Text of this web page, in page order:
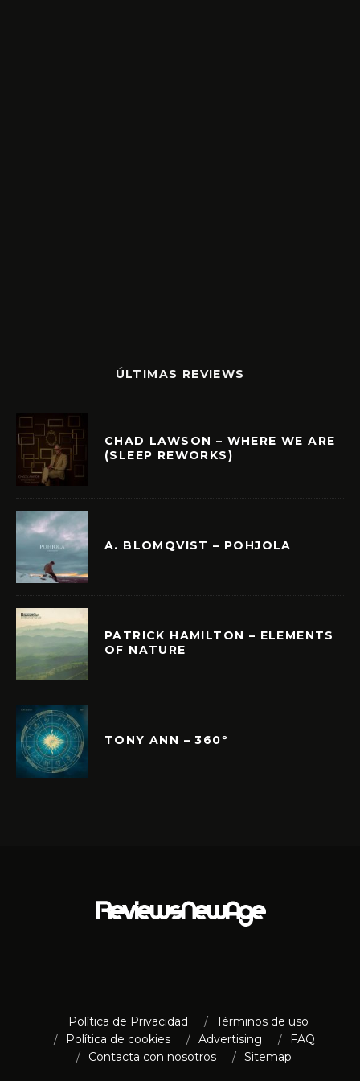
ÚLTIMAS REVIEWS
CHAD LAWSON – WHERE WE ARE
(SLEEP REWORKS)
A. BLOMQVIST – POHJOLA
PATRICK HAMILTON – ELEMENTS
OF NATURE
TONY ANN – 360º
Política de Privacidad
Términos de uso
Política de cookies
Advertising
FAQ
Contacta con nosotros
Sitemap